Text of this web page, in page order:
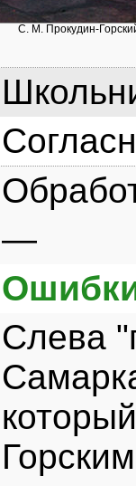
С. М. Прокудин-
—
Слева